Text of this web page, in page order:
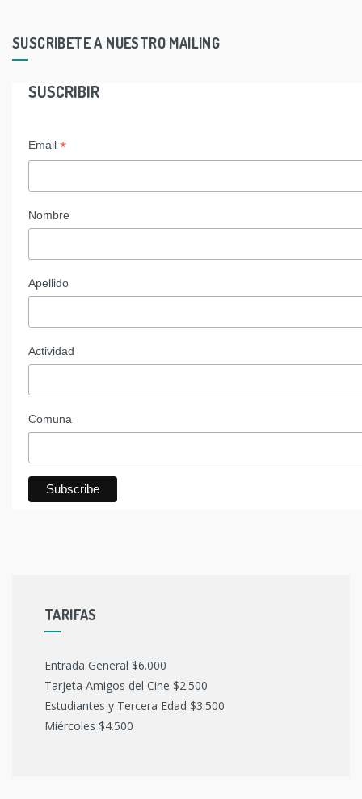
SUSCRIBETE A NUESTRO MAILING
SUSCRIBIR
Email *
Nombre
Apellido
Actividad
Comuna
TARIFAS
Entrada General $6.000
Tarjeta Amigos del Cine $2.500
Estudiantes y Tercera Edad $3.500
Miércoles $4.500